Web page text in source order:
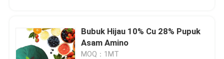
Pupuk Organik Asam Amino
Bubuk Hijau 10% Cu 28% Pupuk
Asam Amino
MOQ：1MT